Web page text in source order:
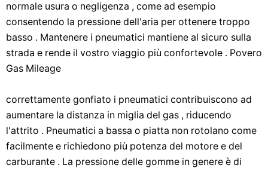
normale usura o negligenza , come ad esempio
consentendo la pressione dell'aria per ottenere troppo
basso . Mantenere i pneumatici mantiene al sicuro sulla
strada e rende il vostro viaggio più confortevole . Povero
Gas Mileage
correttamente gonfiato i pneumatici contribuiscono ad
aumentare la distanza in miglia del gas , riducendo
l'attrito . Pneumatici a bassa o piatta non rotolano come
facilmente e richiedono più potenza del motore e del
carburante . La pressione delle gomme in genere è di